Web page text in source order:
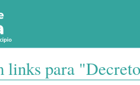
links para